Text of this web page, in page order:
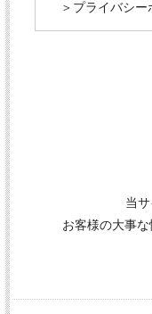
＞プライバシ
当
お客様の大事な